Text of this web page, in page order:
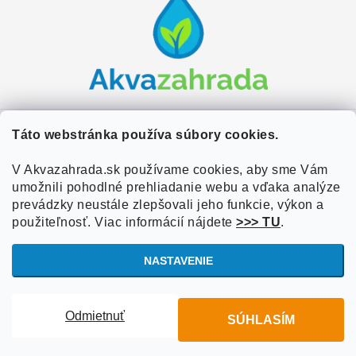
Táto webstránka používa súbory cookies.
V Akvazahrada.sk používame cookies, aby sme Vám
umožnili pohodlné prehliadanie webu a vďaka analýze
prevádzky neustále zlepšovali jeho funkcie, výkon a
použiteľnosť. Viac informácií nájdete >>> TU.
NASTAVENIE
Odmietnuť SÚHLASÍM
e
Zákaznícky servis
Doprava a platba
Obchodné podmienky
Ochrana osobných údajov
Informácie o súboroch cookies
Zásady používania súborov cookies
Užitočné informácie
O nás
Referencie
Overené zákazníkmi
Vytvoril Shoptet
. Všetky práva vyhradené.